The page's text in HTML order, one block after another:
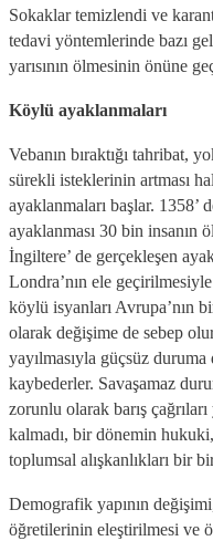
Sokaklar temizlendi ve
tedavi yöntemlerinde bazı
yarısının ölmesinin önüne
Köylü ayaklanmaları
Vebanın bıraktığı tahribat,
sürekli isteklerinin artması
ayaklanmaları başlar. 1358’
ayaklanması 30 bin insanın
İngiltere’ de gerçekleşen
Londra’nın ele
köylü isyanları Avrupa’nın
olarak değişime de sebep
yayılmasıyla güçsüz
kaybederler. Savaşamaz
zorunlu olarak barış
kalmadı, bir dönemin
toplumsal alışkanlıkları bir
Demografik yapının
öğretilerinin eleştirilmesi ve